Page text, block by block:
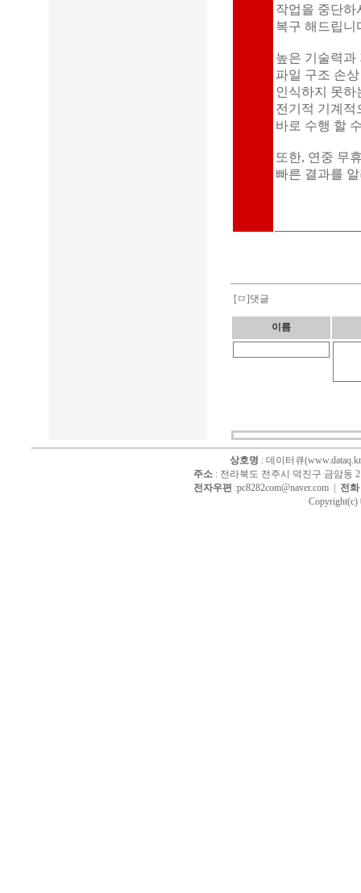
작업을 중단하
복구 해드립니
높은 기술력과
파일 구조 손
인식하지 못
전기적 기계적
바로 수행 할
또한, 연중 무
빠른 결과를
[ㅁ]댓글
이름
상호명 : 데이터큐
주소 : 전라북도 전주시 덕진구 금암동
전자우편 :pc8282com@naver.com | 전화
Copyright(c)